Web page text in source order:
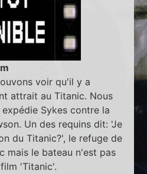
voir qu'il y a
attrait au Titanic. Nous
Sykes contre la
Un des requins dit: 'Je
du Titanic?', le refuge de
mais le bateau n'est pas
'Titanic'.